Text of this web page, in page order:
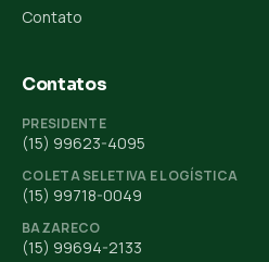
Contato
Contatos
PRESIDENTE
(15) 99623-4095
COLETA SELETIVA E LOGÍSTICA
(15) 99718-0049
BAZARECO
(15) 99694-2133